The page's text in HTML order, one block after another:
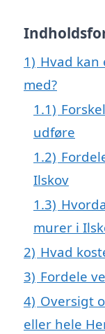
1) Hvad
med?
1.1)
udføre
1.2)
Ilskov
1.3)
murer i
2) Hvad
3) Fordele
4) Oversigt
eller hele